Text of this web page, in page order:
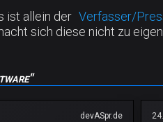
ist allein der Verfasser/
sich diese nicht zu eigen.
devASpr.de